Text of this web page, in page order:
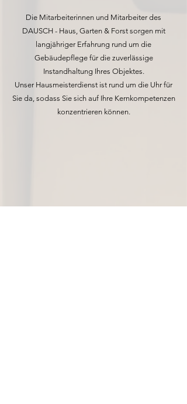
Die Mitarbeiterinnen und Mitarbeiter des
DAUSCH - Haus, Garten & Forst sorgen mit
langjähriger Erfahrung rund um die
Gebäudepflege für die zuverlässige
Instandhaltung Ihres Objektes.
Unser Hausmeisterdienst ist rund um die Uhr für
Sie da, sodass Sie sich auf Ihre Kernkompetenzen
konzentrieren können.